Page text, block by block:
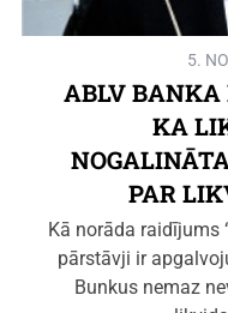
5.
ABLV
KA
PAR
Kā norāda raidījums
pārstāvji ir
Bunkus nemaz